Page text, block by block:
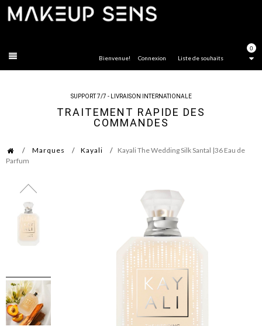
0
Liste de souhaits
Bienvenue! Connexion
SUPPORT 7/7 - LIVRAISON INTERNATIONALE
TRAITEMENT RAPIDE DES
COMMANDES
Marques Kayali
Kayali The Wedding Silk Santal |36 Eau de
Parfum